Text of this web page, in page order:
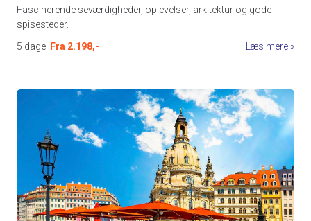
Fascinerende seværdigheder, oplevelser, arkitektur og gode
spisesteder.
5 dage Fra 2.198,- Læs mere